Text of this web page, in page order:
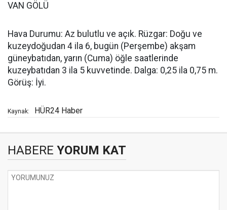
VAN GÖLÜ
Hava Durumu: Az bulutlu ve açık. Rüzgar: Doğu ve
kuzeydoğudan 4 ila 6, bugün (Perşembe) akşam
güneybatıdan, yarın (Cuma) öğle saatlerinde
kuzeybatıdan 3 ila 5 kuvvetinde. Dalga: 0,25 ila 0,75 m.
Görüş: İyi.
Kaynak: HÜR24 Haber
HABERE YORUM KAT